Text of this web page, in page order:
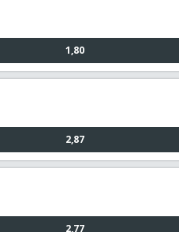
1,80
2,87
2,77